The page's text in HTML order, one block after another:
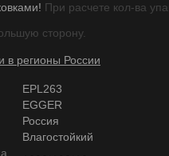
При расчете кол-ва
сторону.
в регионы России
EPL263
EGGER
Россия
Влагостойкий